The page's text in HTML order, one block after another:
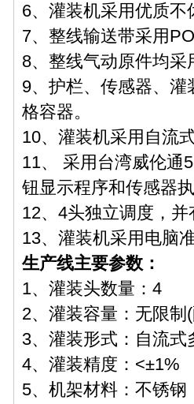
6、灌装机采用优质
7、整线输送带采用
8、整线气动原件均
9、护栏、传感器、
格容器。
10、灌装机采用自流
11、 采用台湾威伦通
钮显示程序和传感器
12、4头独立调度，
13、灌装机采用电脑
生产线主要参数：
1、灌装头数量：4
2、灌装容量：无限
3、灌装形式：自流式
4、灌装精度：<±1%
5、机架材料：不锈钢